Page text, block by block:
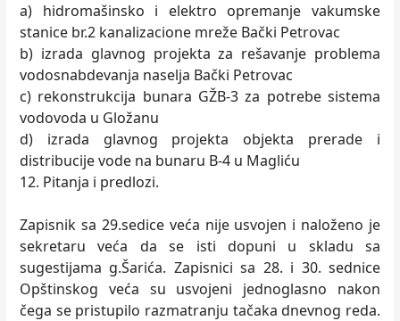
a) hidromašinsko i elektro opremanje vakumske
stanice br.2 kanalizacione mreže Bački Petrovac
b) izrada glavnog projekta za rešavanje problema
vodosnabdevanja naselja Bački Petrovac
c) rekonstrukcija bunara GŽB-3 za potrebe sistema
vodovoda u Gložanu
d) izrada glavnog projekta objekta prerade i
distribucije vode na bunaru B-4 u Magliću
12. Pitanja i predlozi.
Zapisnik sa 29.sedice veća nije usvojen i naloženo je
sekretaru veća da se isti dopuni u skladu sa
sugestijama g.Šarića. Zapisnici sa 28. i 30. sednice
Opštinskog veća su usvojeni jednoglasno nakon
čega se pristupilo razmatranju tačaka dnevnog reda.